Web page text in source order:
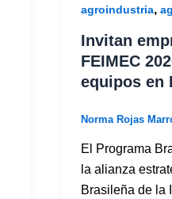
agroindustria,
Invitan
FEIMEC
equipos en
Norma Rojas
El Programa
la alianza
Brasileña de la